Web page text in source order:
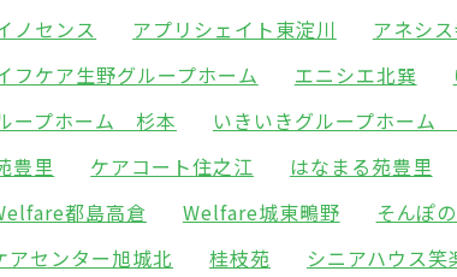
ノセンス アプリシェイト東淀川 アネシ
フケア生野グループホーム エニシエ北巽
ープホーム 杉本 いきいきグループホーム
豊里 ケアコート住之江 はなまる苑豊里
都島高倉 Welfare城東鴫野 そんぽ
アセンター旭城北 桂枝苑 シニアハウス笑